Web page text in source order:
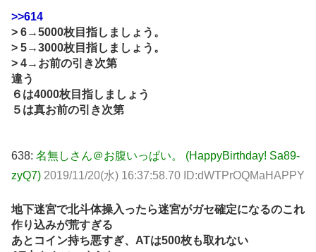
>>614
> 6→5000枚目指しましょう。
> 5→3000枚目指しましょう。
> 4→お前の引き次第
違う
６は4000枚目指しましょう
５は真お前の引き次第
638: 名無しさん＠お腹いっぱい。 (HappyBirthday! Sa89-
zyQ7) 2019/11/20(水) 16:37:58.70 ID:dWTPrOQMaHAPPY
地下迷宮で北斗体操入ったら迷宮がガセ確定になるのこれ
作り込みが荒すぎる
あとコイン持ち悪すぎ、ATは500枚も取れない